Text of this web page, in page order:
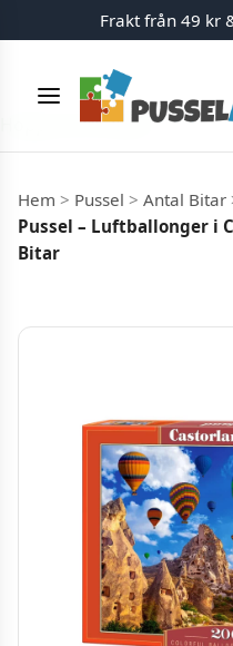
Hoppa till innehåll
Frakt från 49 kr
Meny
Hem > Pussel > Antal Bitar
Pussel – Luftballonger i
Bitar